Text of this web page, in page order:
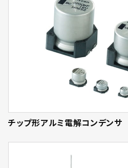
チップ形アルミ電解コンデンサ